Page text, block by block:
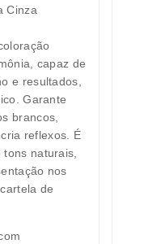
Cinza
capaz de
e resultados,
Garante
brancos,
reflexos. É
tons naturais,
nos
de